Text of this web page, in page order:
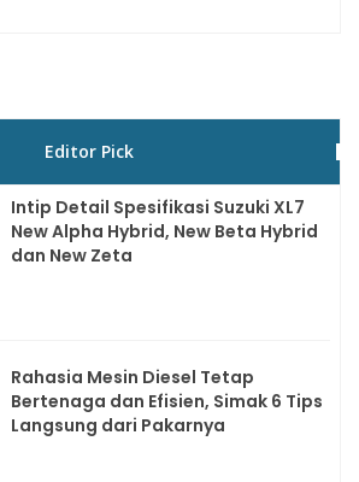
Editor Pick
Intip Detail Spesifikasi Suzuki XL7
New Alpha Hybrid, New Beta Hybrid
dan New Zeta
Rahasia Mesin Diesel Tetap
Bertenaga dan Efisien, Simak 6 Tips
Langsung dari Pakarnya